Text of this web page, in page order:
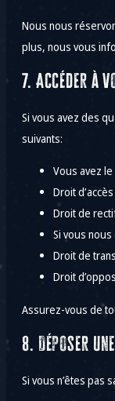
Nous nous
plus, nous vous
7. Accéder à
Si vous avez des
suivants:
Vous avez
Droit
Droit de
Si vous
Droit de
Droit
Assurez-vous de
8. Déposer
Si vous n’êtes pas